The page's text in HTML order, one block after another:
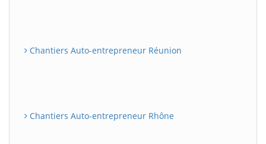
Chantiers Auto-entrepreneur Réunion
Chantiers Auto-entrepreneur Rhône